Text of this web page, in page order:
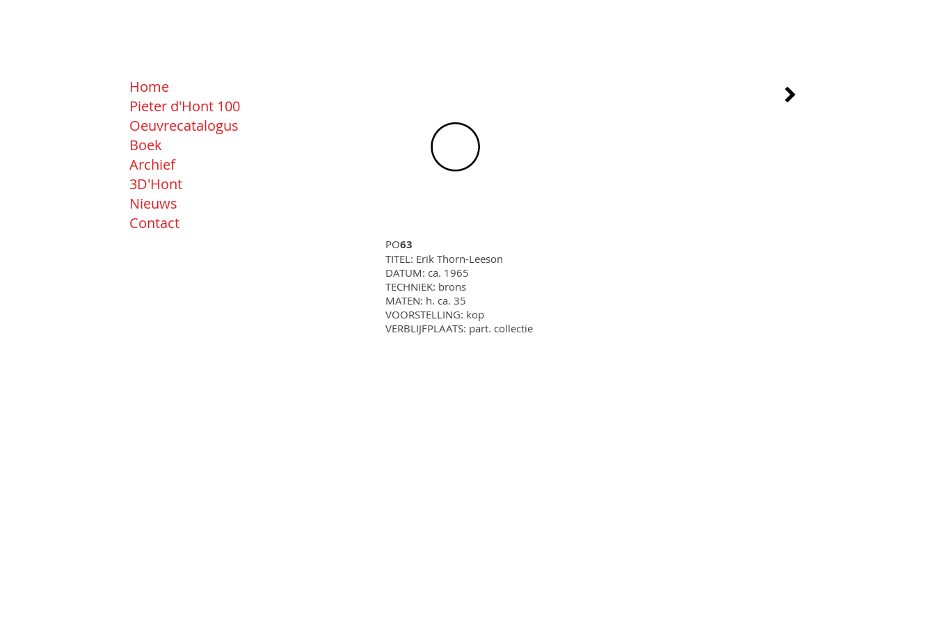
PO63
TITEL: Erik Thorn-Leeson
DATUM: ca. 1965
TECHNIEK: brons
MATEN: h. ca. 35
VOORSTELLING: kop
VERBLIJFPLAATS: part. collectie
Home
Pieter d'Hont 100
Oeuvrecatalogus
Boek
Archief
3D'Hont
Nieuws
Contact